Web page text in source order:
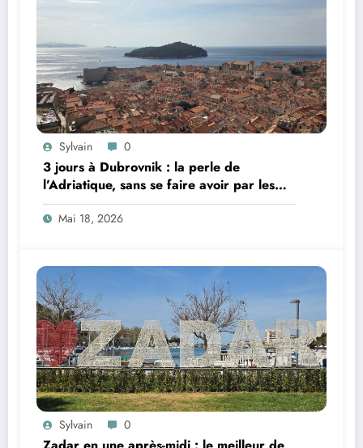
Sylvain 0
3 jours à Dubrovnik : la perle de
l’Adriatique, sans se faire avoir par les
foules
Mai 18, 2026
Sylvain 0